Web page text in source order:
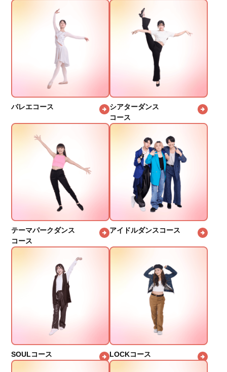
バレエコース
シアターダンス
コース
テーマパークダンス
コース
アイドルダンスコース
SOULコース LOCKコース